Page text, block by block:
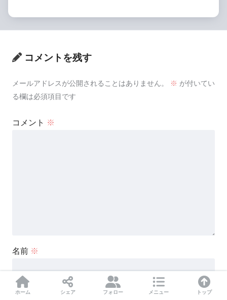
コメントを残す
メールアドレスが公開されることはありません。 ※ が付いてい
る欄は必須項目です
コメント ※
名前 ※
メール
ホーム シェア フォロー メニュー トップ